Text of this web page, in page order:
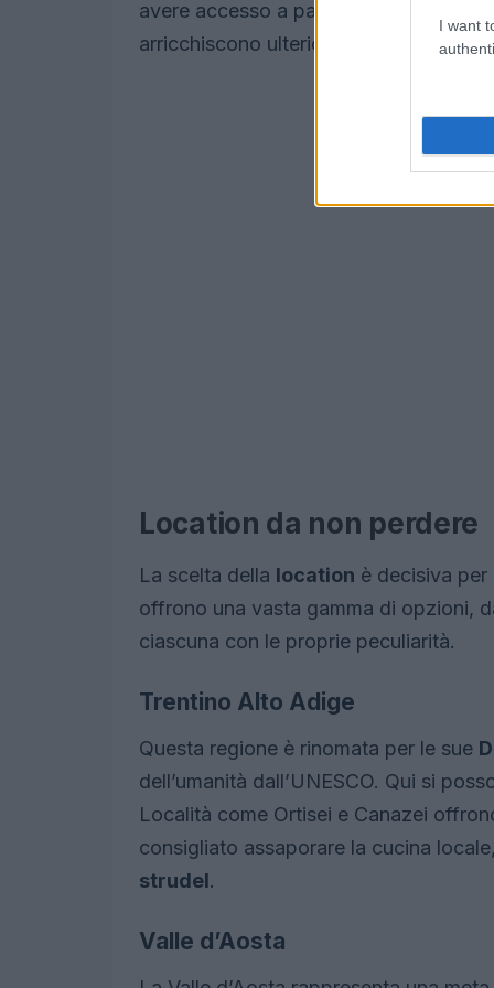
I want
avere accesso a pacchetti speciali,
arricchiscono ulteriormente
Location da non perdere
La scelta della location è decisiva
offrono una vasta gamma di opzioni,
ciascuna con le proprie peculiarità.
Trentino Alto Adige
Questa regione è rinomata per le sue
dell’umanità dall’UNESCO. Qui si
Località come Ortisei e Canazei
consigliato assaporare la cucina
strudel.
Valle d’Aosta